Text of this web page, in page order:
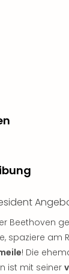
Beethoven
spaziere am
! Die
ist mit seiner